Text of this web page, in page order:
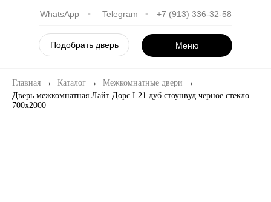
WhatsApp •
Telegram
• +7 (913) 336-32-58
Подобрать дверь Меню
Главная → Каталог → Межкомнатные двери →
Дверь межкомнатная Лайт Дорс L21 дуб стоунвуд черное стекло
700х2000